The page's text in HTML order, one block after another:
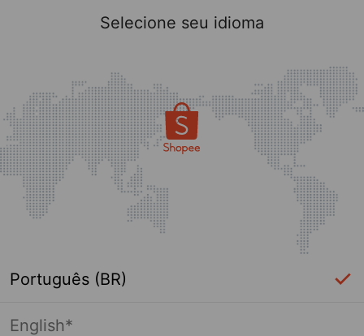
Selecione seu idioma
Português (BR)
English*